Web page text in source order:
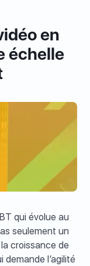
en
échelle
qui évolue au
seulement un
croissance de
demande l’agilité